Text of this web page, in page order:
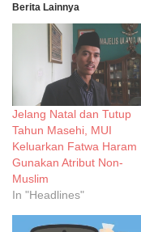
Berita Lainnya
Jelang Natal dan Tutup
Tahun Masehi, MUI
Keluarkan Fatwa Haram
Gunakan Atribut Non-
Muslim
In "Headlines"